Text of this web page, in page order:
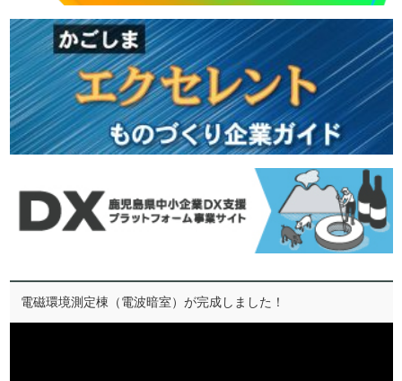
電磁環境測定棟（電波暗室）が完成しました！